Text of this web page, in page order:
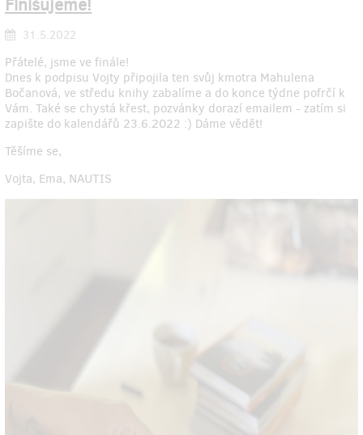
Finišujeme!
31.5.2022
Přátelé, jsme ve finále!
Dnes k podpisu Vojty připojila ten svůj kmotra Mahulena
Bočanová, ve středu knihy zabalíme a do konce týdne pofrčí k
Vám. Také se chystá křest, pozvánky dorazí emailem - zatím si
zapište do kalendářů 23.6.2022 :) Dáme vědět!
Těšíme se,
Vojta, Ema, NAUTIS